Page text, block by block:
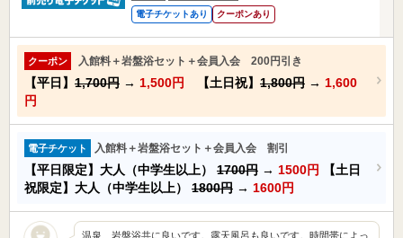
電子チケットあり クーポンあり
クーポン 入館料＋岩盤浴セット＋会員入会 200円引き
【平日】 1,700円 → 1,500円 【土日祝】 1,800円 → 1,600
円
電子チケット 入館料＋岩盤浴セット＋会員入会 割引
【平日限定】大人（中学生以上） 1700円 → 1500円
【土日
祝限定】大人（中学生以上） 1800円 → 1600円
温泉、岩盤浴共に良いです。露天風呂も良いです。時間帯によっ